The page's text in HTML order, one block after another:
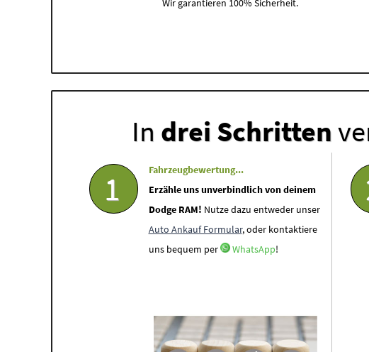
Wir garantieren 100% Sicherheit.
In drei Schritten
1
Fahrzeugbewertung...
Erzähle uns unverbindlich von deinem
Dodge RAM! Nutze dazu entweder unser
Auto Ankauf Formular, oder kontaktiere
uns bequem per
WhatsApp!